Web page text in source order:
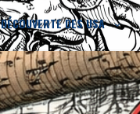
DÉCOUVERTE DES USA